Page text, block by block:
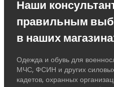
Наши
правильным
в наших
Одежда и обувь для
МЧС, ФСИН и других силовых
кадетов, охранных